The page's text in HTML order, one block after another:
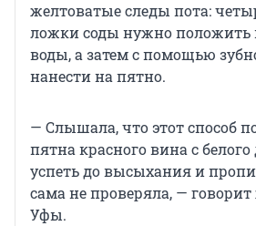
желтоватые следы пота:
ложки соды нужно положить
воды, а затем с помощью
нанести на пятно.
— Слышала, что этот способ
пятна красного вина с
успеть до высыхания и
сама не проверяла, —
Уфы.